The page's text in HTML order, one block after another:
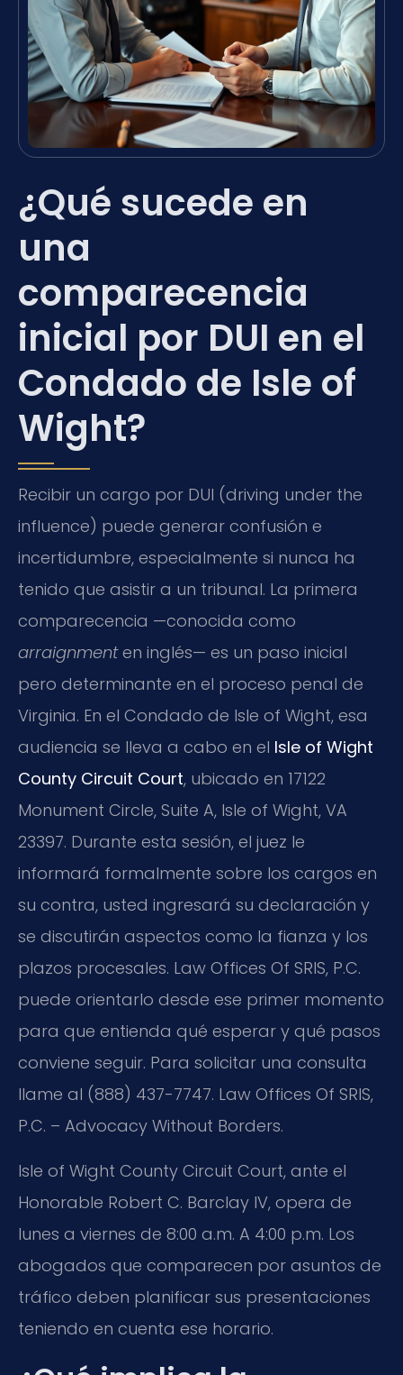
¿Qué sucede en
una
comparecencia
inicial por DUI en el
Condado de Isle of
Wight?
Recibir un cargo por DUI (driving under the
influence) puede generar confusión e
incertidumbre, especialmente si nunca ha
tenido que asistir a un tribunal. La primera
comparecencia —conocida como
arraignmenten inglés— es un paso inicial
pero determinante en el proceso penal de
Virginia. En el Condado de Isle of Wight, esa
audiencia se lleva a cabo en el Isle of Wight
County Circuit Court, ubicado en 17122
Monument Circle, Suite A, Isle of Wight, VA
23397. Durante esta sesión, el juez le
informará formalmente sobre los cargos en
su contra, usted ingresará su declaración y
se discutirán aspectos como la fianza y los
plazos procesales. Law Offices Of SRIS, P.C.
puede orientarlo desde ese primer momento
para que entienda qué esperar y qué pasos
conviene seguir. Para solicitar una consulta
llame al (888) 437-7747. Law Offices Of SRIS,
P.C. – Advocacy Without Borders.
Isle of Wight County Circuit Court, ante el
Honorable Robert C. Barclay IV, opera de
lunes a viernes de 8:00 a.m. A 4:00 p.m. Los
abogados que comparecen por asuntos de
tráfico deben planificar sus presentaciones
teniendo en cuenta ese horario.